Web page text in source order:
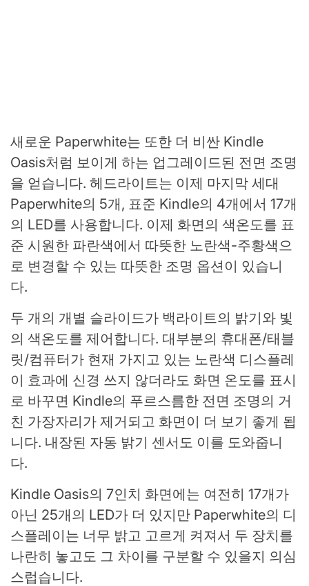
새로운 Paperwhite는 또한 더 비싼 Kindle
Oasis처럼 보이게 하는 업그레이드된 전면 조명
을 얻습니다. 헤드라이트는 이제 마지막 세대
Paperwhite의 5개, 표준 Kindle의 4개에서 17개
의 LED를 사용합니다. 이제 화면의 색온도를 표
준 시원한 파란색에서 따뜻한 노란색-주황색으
로 변경할 수 있는 따뜻한 조명 옵션이 있습니
다.
두 개의 개별 슬라이드가 백라이트의 밝기와 빛
의 색온도를 제어합니다. 대부분의 휴대폰/태블
릿/컴퓨터가 현재 가지고 있는 노란색 디스플레
이 효과에 신경 쓰지 않더라도 화면 온도를 표시
로 바꾸면 Kindle의 푸르스름한 전면 조명의 거
친 가장자리가 제거되고 화면이 더 보기 좋게 됩
니다. 내장된 자동 밝기 센서도 이를 도와줍니
다.
Kindle Oasis의 7인치 화면에는 여전히 17개가
아닌 25개의 LED가 더 있지만 Paperwhite의 디
스플레이는 너무 밝고 고르게 켜져서 두 장치를
나란히 놓고도 그 차이를 구분할 수 있을지 의심
스럽습니다.